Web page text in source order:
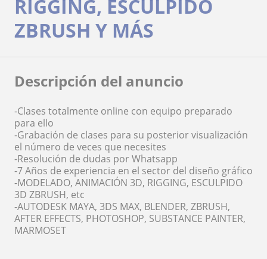
RIGGING, ESCULPIDO
ZBRUSH Y MÁS
Descripción del anuncio
-Clases totalmente online con equipo preparado
para ello
-Grabación de clases para su posterior visualización
el número de veces que necesites
-Resolución de dudas por Whatsapp
-7 Años de experiencia en el sector del diseño gráfico
-MODELADO, ANIMACIÓN 3D, RIGGING, ESCULPIDO
3D ZBRUSH, etc
-AUTODESK MAYA, 3DS MAX, BLENDER, ZBRUSH,
AFTER EFFECTS, PHOTOSHOP, SUBSTANCE PAINTER,
MARMOSET